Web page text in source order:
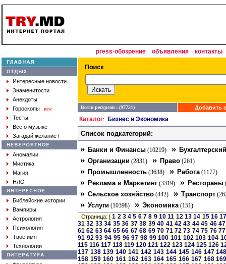
press-обозрение объявления контакты
Интересные новости
Знаменитости
Анекдоты
Гороскопы
new
Тесты
Всё о музыке
Загадай желание !
Аномалии
Мистика
Магия
НЛО
Библейские истории
Вампиры
Астрология
Психология
Твоё имя
Технологии
Всего ресурсов : (97721) Добавить
Каталог: Бизнес и Экономика
Список подкатегорий:
» Банки и Финансы (10219) »
» Организации (2831) » Право (261)
» Промышленность (3638) » Работа(1177)
» Реклама и Маркетинг (3319) » Рестораны
» Сельское хозяйство (442) » Транспорт
» Услуги (10398) » Экономика(151)
Страница: [1 2 3 4 5 6 7 8 9 10 11 12 13 14 15 16
31 32 33 34 35 36 37 38 39 40 41 42 43 44 45 46 47
61 62 63 64 65 66 67 68 69 70 71 72 73 74 75 76 77
91 92 93 94 95 96 97 98 99 100 101 102 103 104
115 116 117 118 119 120 121 122 123 124 125 126
137 138 139 140 141 142 143 144 145 146 147
158 159 160 161 162 163 164 165 166 167 168